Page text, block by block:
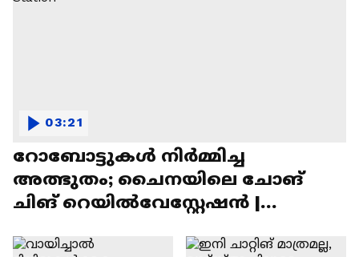
റോബോട്ടുകൾ നിർമ്മിച്ച
അത്ഭുതം; ചൈനയിലെ ചോങ്
ചിങ് റെയിൽവേസ്റ്റേഷൻ |
03:21